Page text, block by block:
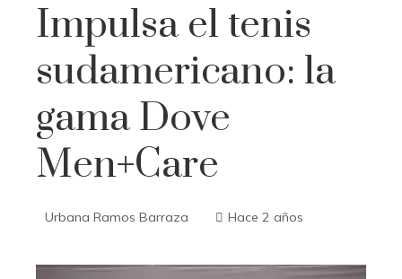
Impulsa el tenis
sudamericano: la
gama Dove
Men+Care
Urbana Ramos Barraza Hace 2 años